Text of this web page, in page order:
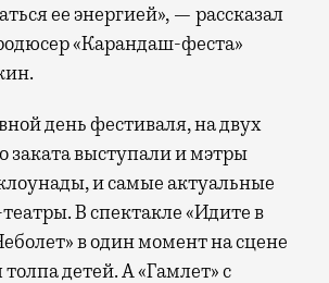
ее энергией», — рассказал
«Карандаш-феста»
день фестиваля, на двух
заката выступали и мэтры
и самые актуальные
В спектакле «Идите в
в один момент на сцене
толпа детей. А «Гамлет» с